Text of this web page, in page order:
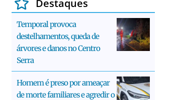
Destaques
Temporal provoca
destelhamentos, queda de
árvores e danos no Centro
Serra
Homem é preso por ameaçar
de morte familiares e agredir o